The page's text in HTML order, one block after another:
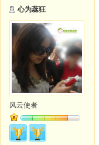
心为蕊狂
风云使者